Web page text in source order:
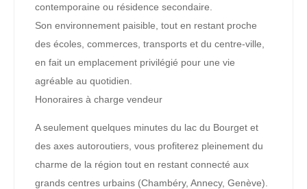
contemporaine ou résidence secondaire.
Son environnement paisible, tout en restant proche
des écoles, commerces, transports et du centre-ville,
en fait un emplacement privilégié pour une vie
agréable au quotidien.
Honoraires à charge vendeur
A seulement quelques minutes du lac du Bourget et
des axes autoroutiers, vous profiterez pleinement du
charme de la région tout en restant connecté aux
grands centres urbains (Chambéry, Annecy, Genève).